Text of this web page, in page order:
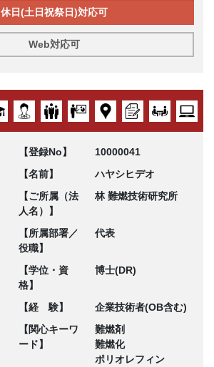
休日(土日祝祭日)対応可
Web対応可
【登録No】
10000041
【名前】
ハヤシヒデオ
【ご所属（法
人名）】
林 難燃技術研究所
【所属部署／
役職】
代表
【学位・資
格】
博士(DR)
【経 験】
企業技術者(OB含む)
【関心キーワ
ード】
難燃剤
難燃化
ポリオレフィン